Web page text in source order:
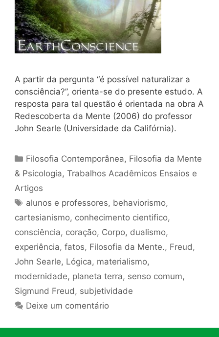
A partir da pergunta “é possível naturalizar a
consciência?”, orienta-se do presente estudo. A
resposta para tal questão é orientada na obra A
Redescoberta da Mente (2006) do professor
John Searle (Universidade da Califórnia).
Categorias
Filosofia Contemporânea, Filosofia da Mente
& Psicologia, Trabalhos Acadêmicos Ensaios e
Artigos
Tags
alunos e professores, behaviorismo,
cartesianismo, conhecimento cientifico,
consciência, coração, Corpo, dualismo,
experiência, fatos, Filosofia da Mente., Freud,
John Searle, Lógica, materialismo,
modernidade, planeta terra, senso comum,
Sigmund Freud, subjetividade
Deixe um comentário